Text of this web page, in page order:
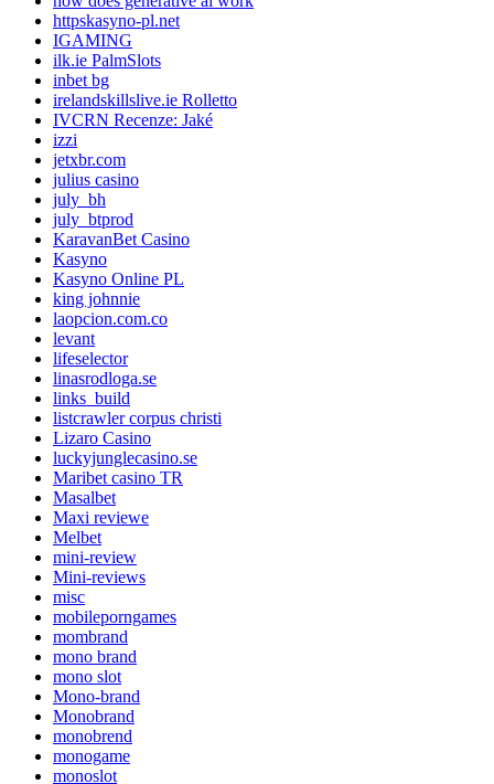
httpskasyno-pl.net
IGAMING
ilk.ie PalmSlots
inbet bg
irelandskillslive.ie Rolletto
IVCRN Recenze: Jaké
izzi
jetxbr.com
julius casino
july_bh
july_btprod
KaravanBet Casino
Kasyno
Kasyno Online PL
king johnnie
laopcion.com.co
levant
lifeselector
linasrodloga.se
links_build
listcrawler corpus christi
Lizaro Casino
luckyjunglecasino.se
Maribet casino TR
Masalbet
Maxi reviewe
Melbet
mini-review
Mini-reviews
misc
mobileporngames
mombrand
mono brand
mono slot
Mono-brand
Monobrand
monobrend
monogame
monoslot